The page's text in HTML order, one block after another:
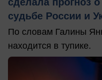
судьбе России и
По словам Галины
находится в тупике.